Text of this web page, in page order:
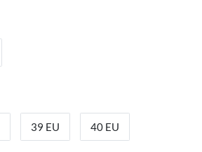
39 EU 40 EU